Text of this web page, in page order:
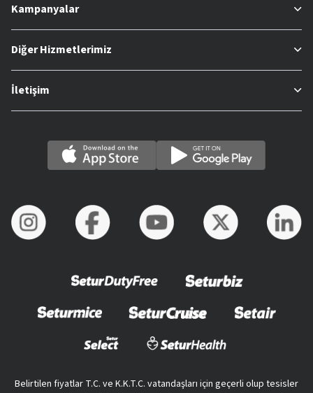
Kampanyalar
Diğer Hizmetlerimiz
İletişim
Belirtilen fiyatlar T.C. ve K.K.T.C. vatandaşları için geçerli olup tesisler